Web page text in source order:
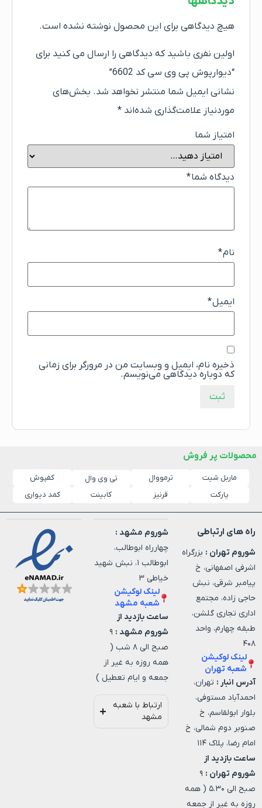
هیچ دیدگاهی برای این محصول نوشته نشده است.
اولین نفری باشید که دیدگاهی را ارسال می کنید برای
“دیوارپوش پی وی سی کد 6602”
نشانی ایمیل شما منتشر نخواهد شد. بخش‌های
موردنیاز علامت‌گذاری شده‌اند *
امتیاز شما
دیدگاه شما*
نام*
ایمیل*
ذخیره نام، ایمیل و وبسایت من در مرورگر برای زمانی
که دوباره دیدگاهی می‌نویسم.
محصولات پر فروش
ماربل شیت ترمووال تی وی وال
کفپوش
پارکت
قرنیز کابینت کمد دیواری
راه های ارتباطی
شوروم تهران : بزرگراه
اشرفی اصفهانی، خ
پیامبر شرقی، نبش
حاجی زاده، مجتمع
اداری تجاری گلشن،
طبقه چهارم، واحد
۴۰۸
لینک لوکیشن
شعبه تهران
آدرس انبار : تهران،
احمدآباد مستوفی،
بلوار ابولقاسم، خ
صنوبر دوم شمالی، خ
امام رضا، پلاک ۱۱۴
ساعت بازدید از
شوروم تهران : ۹
صبح الی ۵.۳۰ ( همه
روزه به غیر از جمعه
شوروم مشهد :
چهارراه ابوطالب،
ابوطالب ۱، نبش شهید
خیاطی ۳
لینک لوکیشن
شعبه مشهد
ساعت بازدید از
شوروم مشهد : ۹
صبح الی ۸ شب (
همه روزه به غیر از
جمعه و ایام تعطیل )
ارتباط با شعبه
مشهد